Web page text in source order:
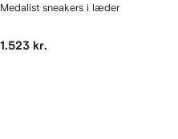
Medalist sneakers i læder
1.523 kr.